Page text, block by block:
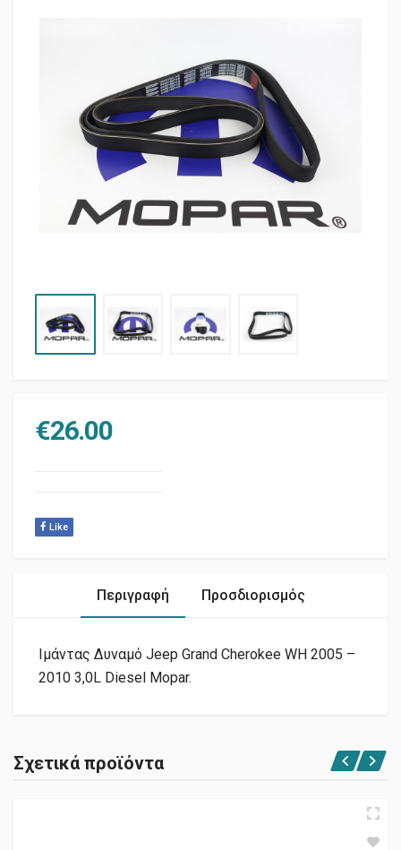
€26.00
Like
Περιγραφή Προσδιορισμός
Ιμάντας Δυναμό Jeep Grand Cherokee WH 2005 –
2010 3,0L Diesel Mopar.
Σχετικά προϊόντα